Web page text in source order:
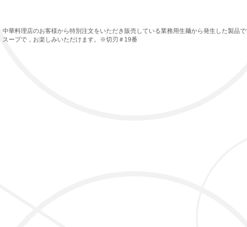
中華料理店のお客様から特別注文をいただき販売している業務用生麺から発生した製品
スープで，お楽しみいただけます。※切刃＃19番